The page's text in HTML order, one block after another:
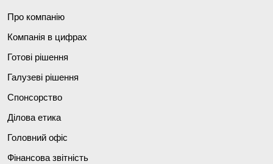
Про компанію
Компанія в цифрах
Готові рішення
Галузеві рішення
Спонсорство
Ділова етика
Головний офіс
Фінансова звітність